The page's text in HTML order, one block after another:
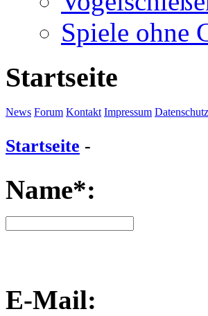
Spiele ohne
Startseite
News Forum Kontakt Impressum Datenschutz
Startseite -
Name*:
E-Mail: